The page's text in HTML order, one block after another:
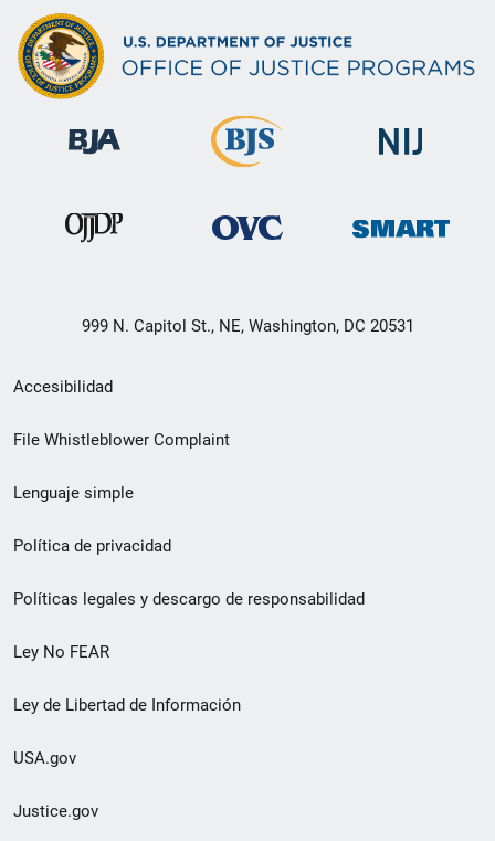
999 N. Capitol St., NE, Washington, DC 20531
Menú
de
de
pie
de
página
Accesibilidad
File Whistleblower Complaint
Lenguaje simple
Política de privacidad
Políticas legales y descargo de responsabilidad
Ley No FEAR
Ley de Libertad de Información
USA.gov
Justice.gov